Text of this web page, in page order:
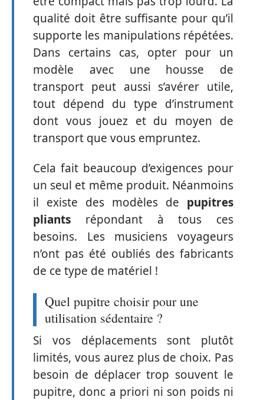
qualité doit être suffisante pour qu’il
supporte les manipulations répétées.
Dans certains cas, opter pour un
modèle avec une housse de
transport peut aussi s’avérer utile,
tout dépend du type d’instrument
dont vous jouez et du moyen de
transport que vous empruntez.
Cela fait beaucoup d’exigences pour
un seul et même produit. Néanmoins
il existe des modèles de pupitres
pliants répondant à tous ces
besoins. Les musiciens voyageurs
n’ont pas été oubliés des fabricants
de ce type de matériel !
Quel pupitre choisir pour une
utilisation sédentaire ?
Si vos déplacements sont plutôt
limités, vous aurez plus de choix. Pas
besoin de déplacer trop souvent le
pupitre, donc a priori ni son poids ni